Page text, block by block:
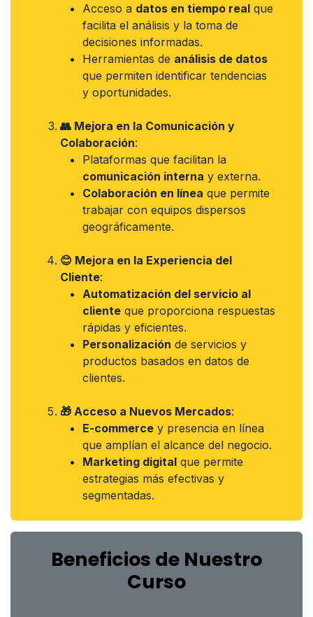
Acceso a datos en tiempo real que
facilita el análisis y la toma de
decisiones informadas.
Herramientas de análisis de datos
que permiten identificar tendencias
y oportunidades.
👥 Mejora en la Comunicación y
Colaboración:
Plataformas que facilitan la
comunicación interna y externa.
Colaboración en línea que permite
trabajar con equipos dispersos
geográficamente.
😊 Mejora en la Experiencia del
Cliente:
Automatización del servicio al
cliente que proporciona respuestas
rápidas y eficientes.
Personalización de servicios y
productos basados en datos de
clientes.
🎁 Acceso a Nuevos Mercados:
E-commerce y presencia en línea
que amplían el alcance del negocio.
Marketing digital que permite
estrategias más efectivas y
segmentadas.
Beneficios de Nuestro
Curso